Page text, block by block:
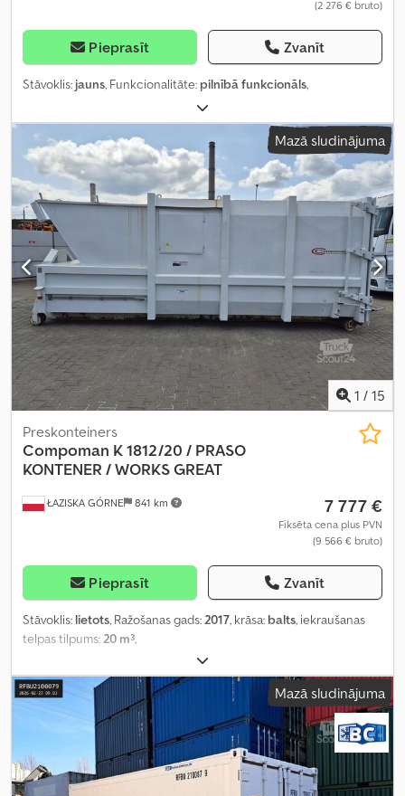
(2 276 € bruto)
Pieprasīt Zvanīt
Stāvoklis: jauns, Funkcionalitāte: pilnībā funkcionāls,
Mazā sludinājuma
1 / 15
ŁAZISKA GÓRNE 841 km
Preskonteiners
Compoman K 1812/20 / PRASO
KONTENER / WORKS GREAT
7 777 €
Fiksēta cena plus PVN
(9 566 € bruto)
Pieprasīt Zvanīt
Stāvoklis: lietots, Ražošanas gads: 2017, krāsa: balts, iekraušanas
telpas tilpums: 20 m³
Mazā sludinājuma